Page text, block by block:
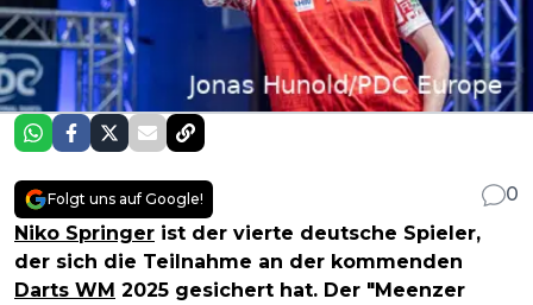
Folgt uns auf Google!
0
Niko Springer ist der vierte deutsche Spieler,
der sich die Teilnahme an der kommenden
Darts WM 2025 gesichert hat. Der "Meenzer